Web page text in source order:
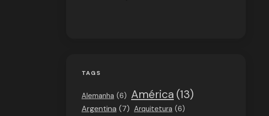
TAGS
Alemanha (6) América (13)
Argentina (7) Arquitetura (6)